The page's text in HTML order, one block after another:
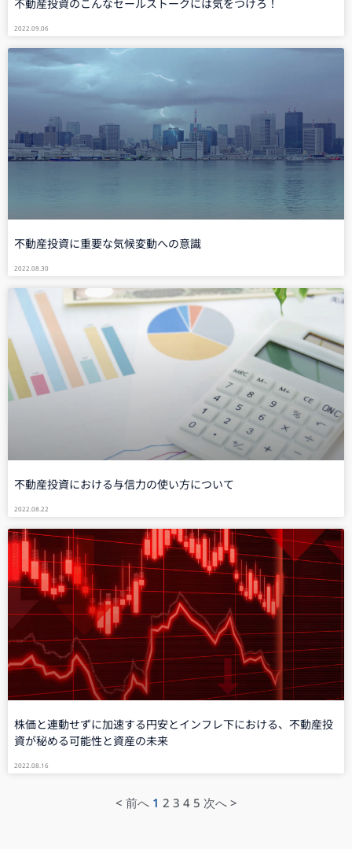
不動産投資のこんなセールストークには気をつけろ！
2022.09.06
不動産投資に重要な気候変動への意識
2022.08.30
不動産投資における与信力の使い方について
2022.08.22
株価と連動せずに加速する円安とインフレ下における、不動産投
資が秘める可能性と資産の未来
2022.08.16
< 前へ 1 2 3 4 5 次へ >